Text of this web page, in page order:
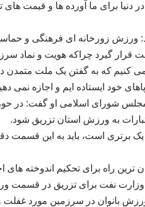
برای ما آورده ها و قیمت های
ورزش زورخانه ای فرهنگی و
قرار گیرد چراکه هویت و نماد
می کنیم که به گفتن یک ملت
خود ایستاده ایم و اجازه نمی
مجلس شورای اسلامی او گفت: در
به ورزش استان تزریق شود.
یک برتری است، باید به این
راه برای تحکیم اندوخته های
وزارت نفت برای تزریق در
بانوان در سرزمین مورد غفلت